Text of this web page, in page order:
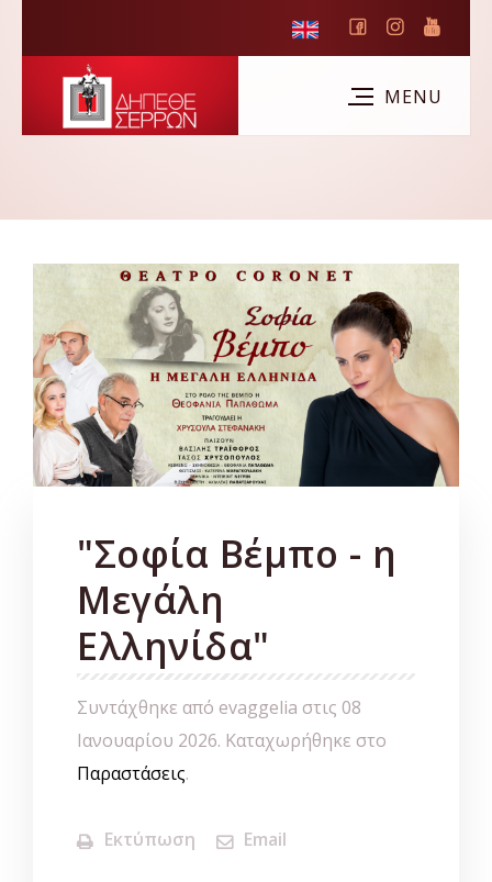
"Σοφία Βέμπο - η
Μεγάλη
Ελληνίδα"
Συντάχθηκε από evaggelia στις 08
Ιανουαρίου 2026. Καταχωρήθηκε στο
Παραστάσεις.
Εκτύπωση Email